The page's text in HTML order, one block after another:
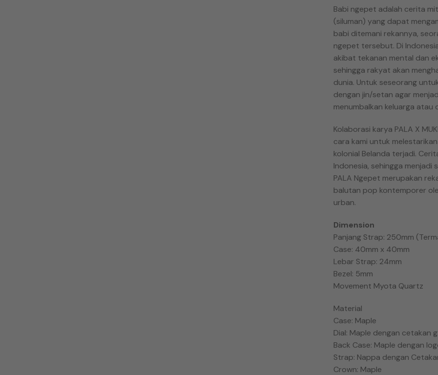
Babi ngepet adalah cerita
(siluman) yang dapat
babi ditemani rekannya,
ngepet tersebut. Di
akibat tekanan mental dan
sehingga rakyat akan
dunia. Untuk seseorang
dengan jin/setan agar
menumbalkan keluarga atau
Kolaborasi karya PALA X
cara kami untuk
kolonial Belanda terjadi.
Indonesia, sehingga menjadi
PALA Ngepet merupakan
balutan pop kontemporer
urban.
Dimension
Panjang Strap: 250mm
Case: 40mm x 40mm
Lebar Strap: 24mm
Bezel: 5mm
Movement Myota Quartz
Material
Case: Maple
Dial: Maple dengan cetakan
Back Case: Maple dengan
Strap: Nappa dengan
Crown: Maple